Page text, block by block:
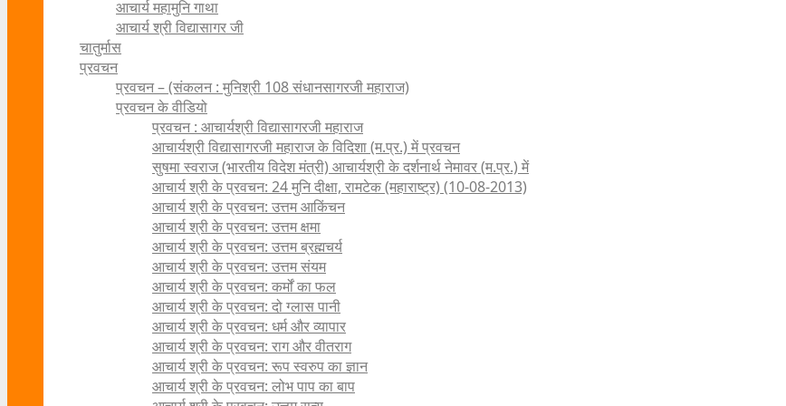
आचार्य महामुनि गाथा
आचार्य श्री विद्यासागर जी
चातुर्मास
प्रवचन
प्रवचन – (संकलन : मुनिश्री 108 संधानसागरजी महाराज)
प्रवचन के वीडियो
प्रवचन : आचार्यश्री ‍विद्यासागरजी महाराज
आचार्यश्री विद्यासागरजी महाराज के विदिशा (म.प्र.) में प्रवचन
सुषमा स्वराज (भारतीय विदेश मंत्री) आचार्यश्री के दर्शनार्थ नेमावर (म.प्र.) में
आचार्य श्री के प्रवचन: 24 मुनि दीक्षा, रामटेक (महाराष्ट्र) (10-08-2013)
आचार्य श्री के प्रवचन: उत्तम आकिंचन
आचार्य श्री के प्रवचन: उत्तम क्षमा
आचार्य श्री के प्रवचन: उत्तम ब्रह्मचर्य
आचार्य श्री के प्रवचन: उत्तम संयम
आचार्य श्री के प्रवचन: कर्मों का फल
आचार्य श्री के प्रवचन: दो ग्लास पानी
आचार्य श्री के प्रवचन: धर्म और व्यापार
आचार्य श्री के प्रवचन: राग और वीतराग
आचार्य श्री के प्रवचन: रूप स्वरुप का ज्ञान
आचार्य श्री के प्रवचन: लोभ पाप का बाप